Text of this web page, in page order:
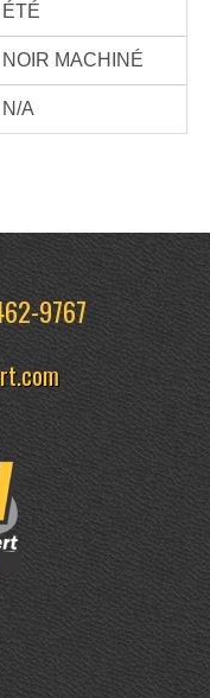
ÉTÉ
NOIR MACHINÉ
N/A
9767